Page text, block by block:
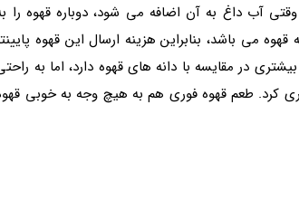
آب داغ به آن اضافه می شود، دوباره قهوه را
محصول بین 25 تا 30 درصد از وزن سابه قهوه می باشد، بنابراین هزینه ارسال این قهوه
در مقایسه با دانه های قهوه دارد، اما به
کرد. طعم قهوه فوری هم به هیچ وجه به خوبی